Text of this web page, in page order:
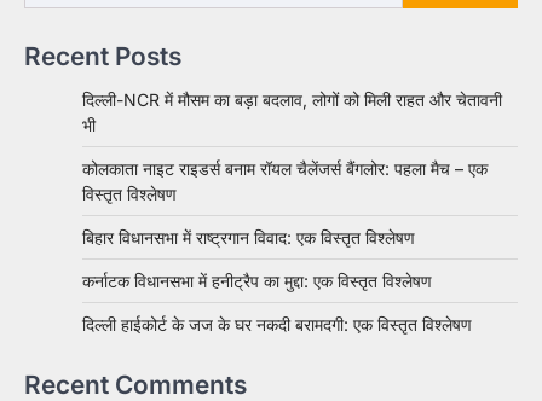
Recent Posts
दिल्ली-NCR में मौसम का बड़ा बदलाव, लोगों को मिली राहत और चेतावनी
भी
कोलकाता नाइट राइडर्स बनाम रॉयल चैलेंजर्स बैंगलोर: पहला मैच – एक
विस्तृत विश्लेषण
बिहार विधानसभा में राष्ट्रगान विवाद: एक विस्तृत विश्लेषण
कर्नाटक विधानसभा में हनीट्रैप का मुद्दा: एक विस्तृत विश्लेषण
दिल्ली हाईकोर्ट के जज के घर नकदी बरामदगी: एक विस्तृत विश्लेषण
Recent Comments